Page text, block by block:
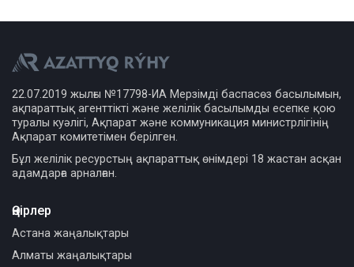
22.07.2019 жылғы №17798-ИА Мерзімді баспасөз басылымын,
ақпараттық агенттікті және желілік басылымды есепке қою
туралы куәлігі, Ақпарат және коммуникация министрлігінің
Ақпарат комитетімен берілген.
Бұл желілік ресурстың ақпараттық өнімдері 18 жастан асқан
адамдарға арналған.
Өңірлер
Астана жаңалықтары
Алматы жаңалықтары